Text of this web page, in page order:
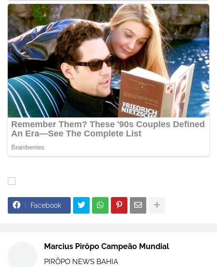
Facebook
Marcius Pirôpo Campeão Mundial
PIRÔPO NEWS BAHIA